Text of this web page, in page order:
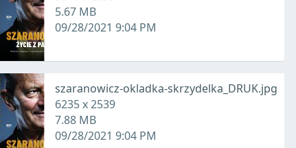
5.67 MB
09/28/2021 9:04 PM
szaranowicz-okladka-skrzydelka_DRUK.jpg
6235 x 2539
7.88 MB
09/28/2021 9:04 PM